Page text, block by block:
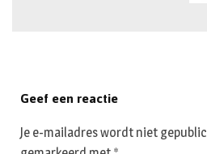
Geef een reactie
Je e-mailadres wordt niet